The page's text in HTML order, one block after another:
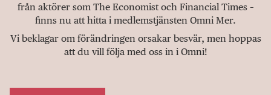
från aktörer som The Economist och Financial Times –
finns nu att hitta i medlemstjänsten Omni Mer.
Vi beklagar om förändringen orsakar besvär, men hoppas
att du vill följa med oss in i Omni!